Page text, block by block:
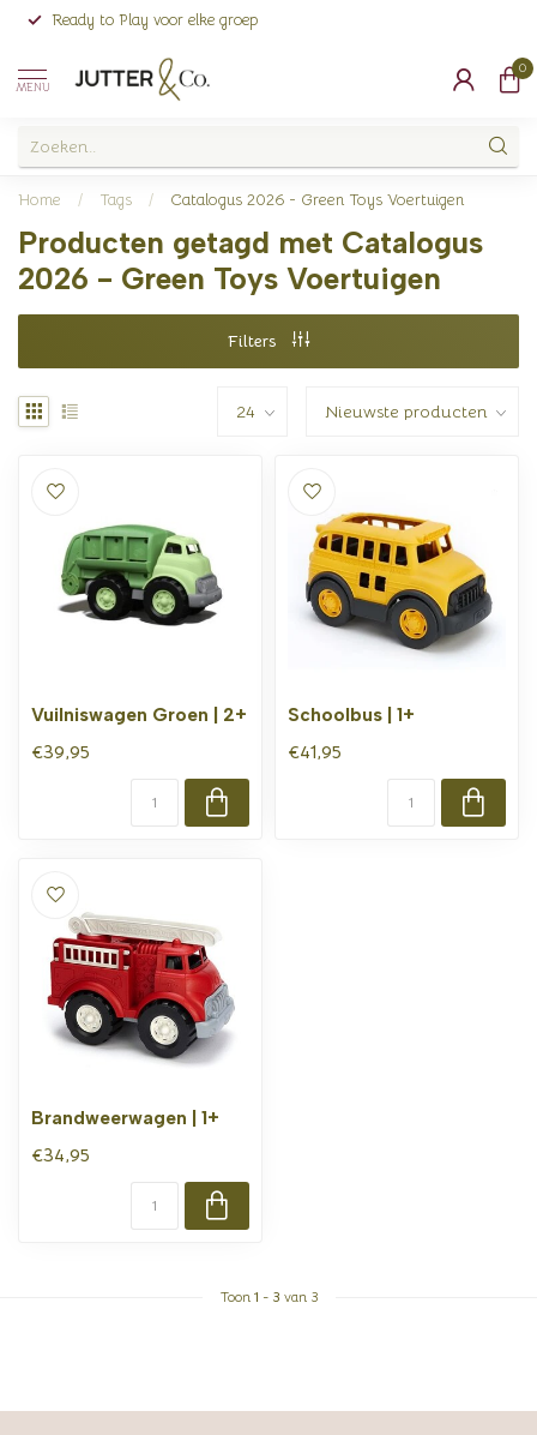
Ready to Play voor elke groep
MENU
0
Home / Tags / Catalogus 2026 - Green Toys Voertuigen
Producten getagd met Catalogus
2026 - Green Toys Voertuigen
Filters
Vuilniswagen Groen | 2+
€39,95
Schoolbus | 1+
€41,95
Brandweerwagen | 1+
€34,95
Toon 1 - 3 van 3